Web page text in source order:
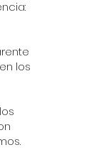
los